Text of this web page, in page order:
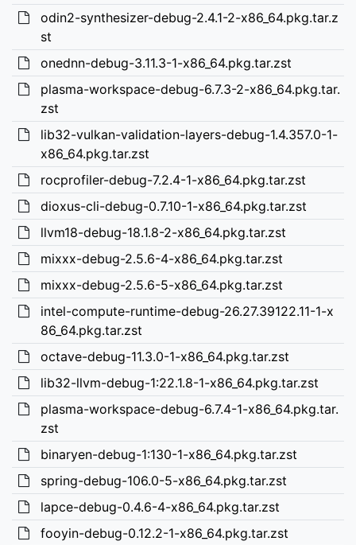
odin2-synthesizer-debug-2.4.1-2-x86_64.pkg.tar.z
st
onednn-debug-3.11.3-1-x86_64.pkg.tar.zst
plasma-workspace-debug-6.7.3-2-x86_64.pkg.tar.
zst
lib32-vulkan-validation-layers-debug-1.4.357.0-1-
x86_64.pkg.tar.zst
rocprofiler-debug-7.2.4-1-x86_64.pkg.tar.zst
dioxus-cli-debug-0.7.10-1-x86_64.pkg.tar.zst
llvm18-debug-18.1.8-2-x86_64.pkg.tar.zst
mixxx-debug-2.5.6-4-x86_64.pkg.tar.zst
mixxx-debug-2.5.6-5-x86_64.pkg.tar.zst
intel-compute-runtime-debug-26.27.39122.11-1-x
86_64.pkg.tar.zst
octave-debug-11.3.0-1-x86_64.pkg.tar.zst
lib32-llvm-debug-1:22.1.8-1-x86_64.pkg.tar.zst
plasma-workspace-debug-6.7.4-1-x86_64.pkg.tar.
zst
binaryen-debug-1:130-1-x86_64.pkg.tar.zst
spring-debug-106.0-5-x86_64.pkg.tar.zst
lapce-debug-0.4.6-4-x86_64.pkg.tar.zst
fooyin-debug-0.12.2-1-x86_64.pkg.tar.zst